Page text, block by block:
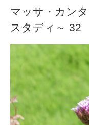
マッサ・カン
スタディ～ 32